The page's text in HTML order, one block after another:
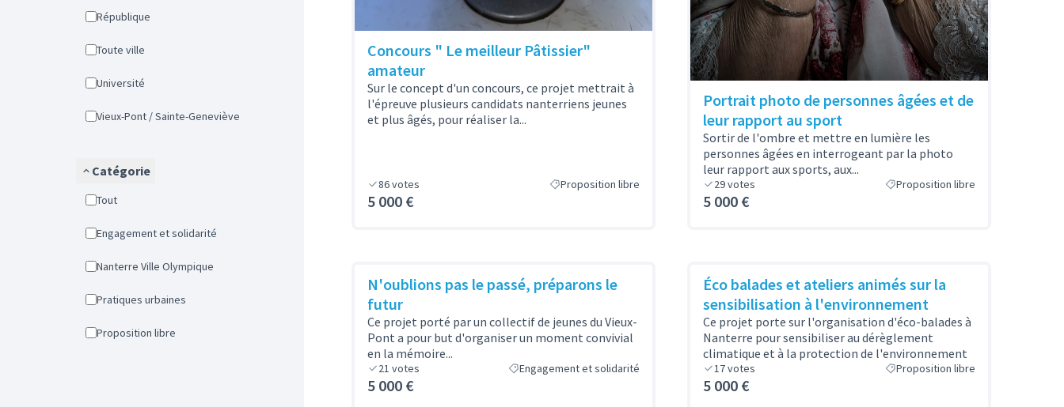
République
Toute ville
Université
Vieux-Pont / Sainte-Geneviève
Catégorie
Tout
Engagement et solidarité
Nanterre Ville Olympique
Pratiques urbaines
Proposition libre
Concours " Le meilleur Pâtissier"
amateur
Sur le concept d'un concours, ce projet mettrait à
l'épreuve plusieurs candidats nanterriens jeunes
et plus âgés, pour réaliser la...
86votes Proposition libre
5 000 €
Portrait photo de personnes âgées et de
leur rapport au sport
Sortir de l'ombre et mettre en lumière les
personnes âgées en interrogeant par la photo
leur rapport aux sports, aux...
29votes Proposition libre
5 000 €
N'oublions pas le passé, préparons le
futur
Ce projet porté par un collectif de jeunes du Vieux-
Pont a pour but d'organiser un moment convivial
en la mémoire...
21 votes Engagement et solidarité
5 000 €
Éco balades et ateliers animés sur la
sensibilisation à l'environnement
Ce projet porte sur l'organisation d'éco-balades à
Nanterre pour sensibiliser au dérèglement
climatique et à la protection de l'environnement
17votes Proposition libre
5 000 €